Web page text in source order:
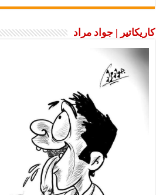
كاريكاتير | جواد مراد